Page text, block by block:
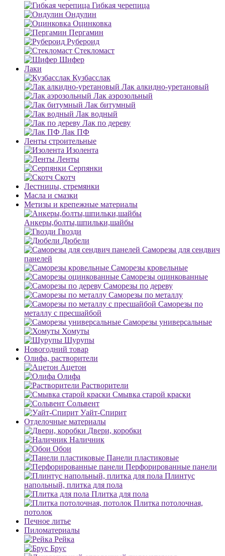
Гибкая черепица
Ондулин
Оцинковка
Пергамин
Рубероид
Стекломаст
Шифер
Лаки
Кузбасслак
Лак алкидно-уретановый
Лак аэрозольный
Лак битумный
Лак водный
Лак по дереву
Лак ПФ
Ленты строительные
Изолента
Ленты
Серпянки
Скотч
Лестницы, стремянки
Масла и смазки
Метизы и крепежные материалы
Анкеры,болты,шпильки,шайбы
Гвозди
Дюбели
Саморезы для сендвич
панелей
Саморезы кровельные
Саморезы оцинкованные
Саморезы по дереву
Саморезы по металлу
Саморезы по
металлу с пресшайбой
Саморезы универсальные
Хомуты
Шурупы
Новогодний товар
Олифа, растворители
Ацетон
Олифа
Растворители
Смывка старой краски
Сольвент
Уайт-Спирит
Отделочные материалы
Двери, коробки
Наличник
Обои
Панели пластиковые
Перфорированные панели
Плинтус
напольный, плитка для пола
Плитка для пола
Плитка потолочная,
потолок
Печное литье
Пиломатериалы
Рейка
Брус